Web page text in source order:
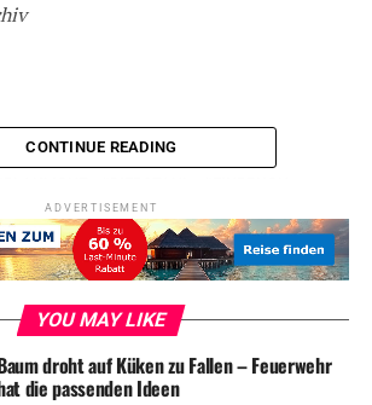
ADVERTISEMENT
Rettung über Leitern
Handtasche aus Auto
CONTINUE READING
ADVERTISEMENT
YOU MAY LIKE
droht auf Küken zu Fallen – Feuerwehr
die passenden Ideen